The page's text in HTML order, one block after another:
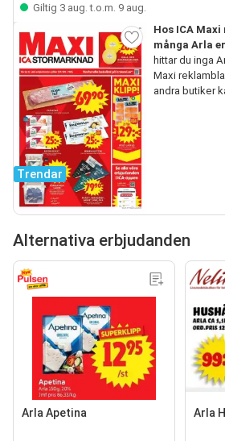
Giltig 3 aug. t.o.m. 9 aug.
Trendar
Hos ICA
många Arla
hittar du inga
Maxi
andra butiker
Alternativa erbjudanden
Arla Apetina Arla